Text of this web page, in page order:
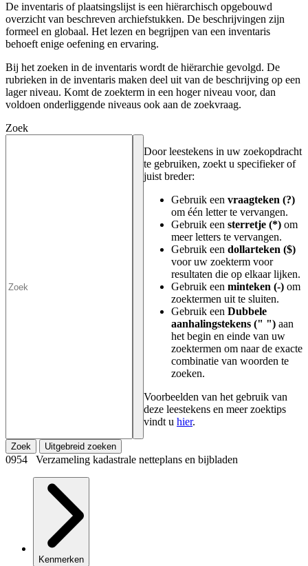
De inventaris of plaatsingslijst is een hiërarchisch opgebouwd
overzicht van beschreven archiefstukken. De beschrijvingen zijn
formeel en globaal. Het lezen en begrijpen van een inventaris
behoeft enige oefening en ervaring.
Bij het zoeken in de inventaris wordt de hiërarchie gevolgd. De
rubrieken in de inventaris maken deel uit van de beschrijving op een
lager niveau. Komt de zoekterm in een hoger niveau voor, dan
voldoen onderliggende niveaus ook aan de zoekvraag.
Zoek
Door leestekens in uw zoekopdracht
te gebruiken, zoekt u specifieker of
juist breder:
Gebruik een vraagteken (?)
om één letter te vervangen.
Gebruik een sterretje (*) om
meer letters te vervangen.
Gebruik een dollarteken ($)
voor uw zoekterm voor
resultaten die op elkaar lijken.
Gebruik een minteken (-) om
zoektermen uit te sluiten.
Gebruik een Dubbele
aanhalingstekens (" ") aan
het begin en einde van uw
zoektermen om naar de exacte
combinatie van woorden te
zoeken.
Voorbeelden van het gebruik van
deze leestekens en meer zoektips
vindt u hier.
Zoek Uitgebreid zoeken
0954 Verzameling kadastrale netteplans en bijbladen
Kenmerken